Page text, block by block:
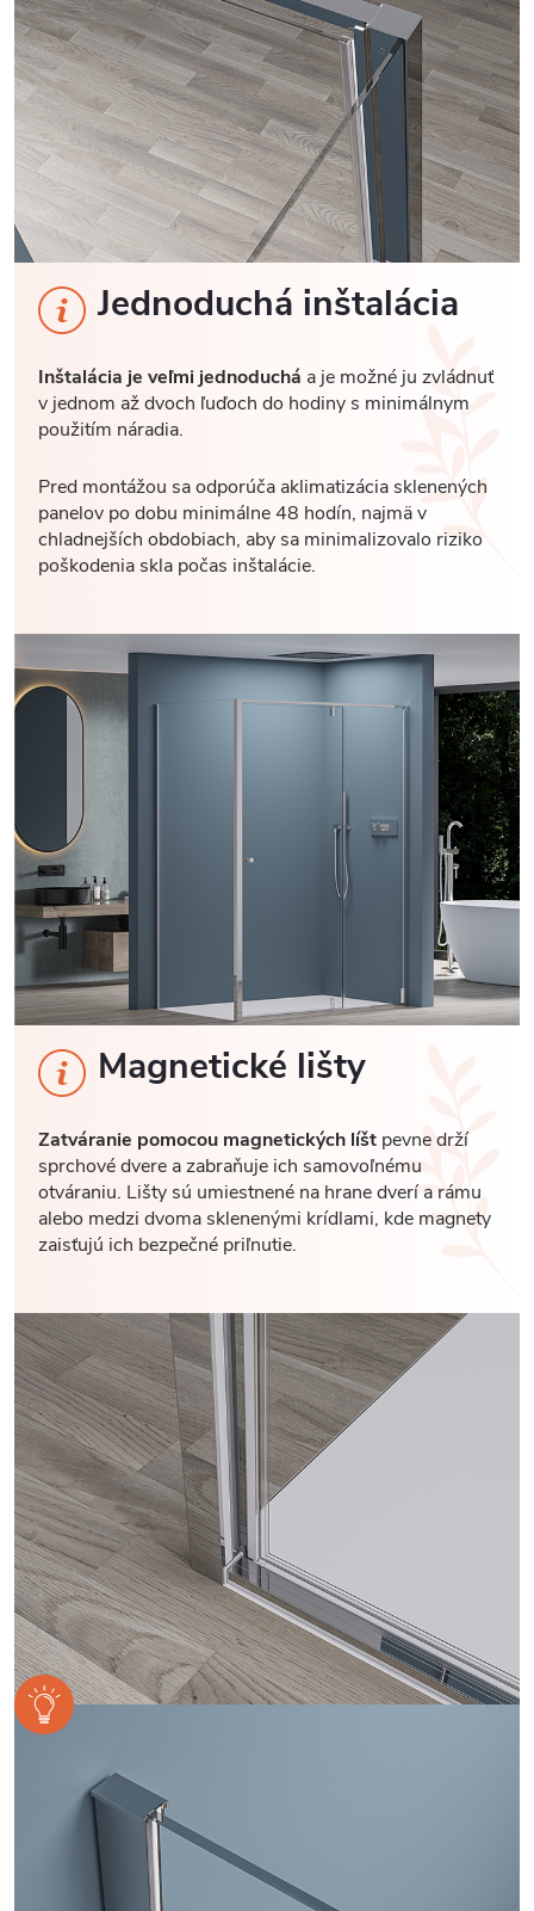
Jednoduchá inštalácia
Inštalácia je veľmi jednoduchá a je možné ju zvládnuť
v jednom až dvoch ľuďoch do hodiny s minimálnym
použitím náradia.
Pred montážou sa odporúča aklimatizácia sklenených
panelov po dobu minimálne 48 hodín, najmä v
chladnejších obdobiach, aby sa minimalizovalo riziko
poškodenia skla počas inštalácie.
Magnetické lišty
Zatváranie pomocou magnetických líšt pevne drží
sprchové dvere a zabraňuje ich samovoľnému
otváraniu. Lišty sú umiestnené na hrane dverí a rámu
alebo medzi dvoma sklenenými krídlami, kde magnety
zaisťujú ich bezpečné priľnutie.